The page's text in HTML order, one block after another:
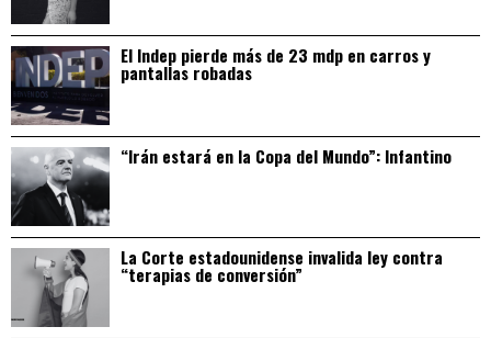
El Indep pierde más de 23 mdp en carros y
pantallas robadas
“Irán estará en la Copa del Mundo”: Infantino
La Corte estadounidense invalida ley contra
“terapias de conversión”